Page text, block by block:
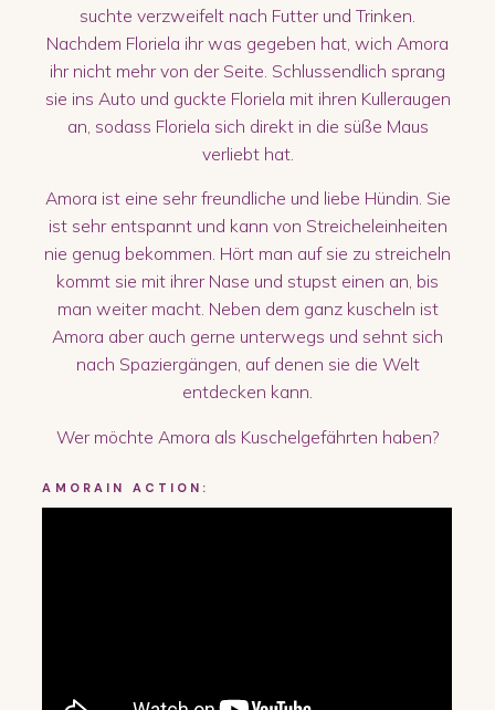
suchte verzweifelt nach Futter und Trinken.
Nachdem Floriela ihr was gegeben hat, wich Amora
ihr nicht mehr von der Seite. Schlussendlich sprang
sie ins Auto und guckte Floriela mit ihren Kulleraugen
an, sodass Floriela sich direkt in die süße Maus
verliebt hat.
Amora ist eine sehr freundliche und liebe Hündin. Sie
ist sehr entspannt und kann von Streicheleinheiten
nie genug bekommen. Hört man auf sie zu streicheln
kommt sie mit ihrer Nase und stupst einen an, bis
man weiter macht. Neben dem ganz kuscheln ist
Amora aber auch gerne unterwegs und sehnt sich
nach Spaziergängen, auf denen sie die Welt
entdecken kann.
Wer möchte Amora als Kuschelgefährten haben?
AMORA IN ACTION: